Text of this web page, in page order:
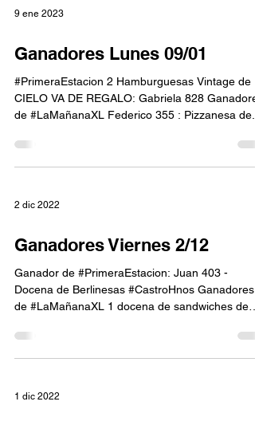
9 ene 2023
Ganadores Lunes 09/01
#PrimeraEstacion 2 Hamburguesas Vintage de
CIELO VA DE REGALO: Gabriela 828
de #LaMañanaXL Federico 355 : Pizzanesa de...
2 dic 2022
Ganadores Viernes 2/12
Ganador de #PrimeraEstacion: Juan 403 -
Docena de Berlinesas #CastroHnos Ganadores
de #LaMañanaXL 1 docena de sandwiches de
1 dic 2022